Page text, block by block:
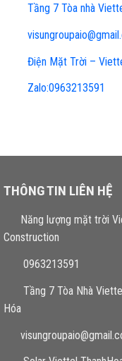
Tầng 7 Tòa nhà
Điện Mặt Trời –
Zalo:0963213591
THÔNG TIN LIÊN HỆ
Năng lượng mặt trời
Construction
0963213591
Tầng 7 Tòa Nhà
Hóa